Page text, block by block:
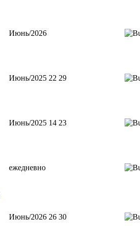
Июнь/2026
Июнь/2025 22 29
Июнь/2025 14 23
ежедневно
Июнь/2026 26 30